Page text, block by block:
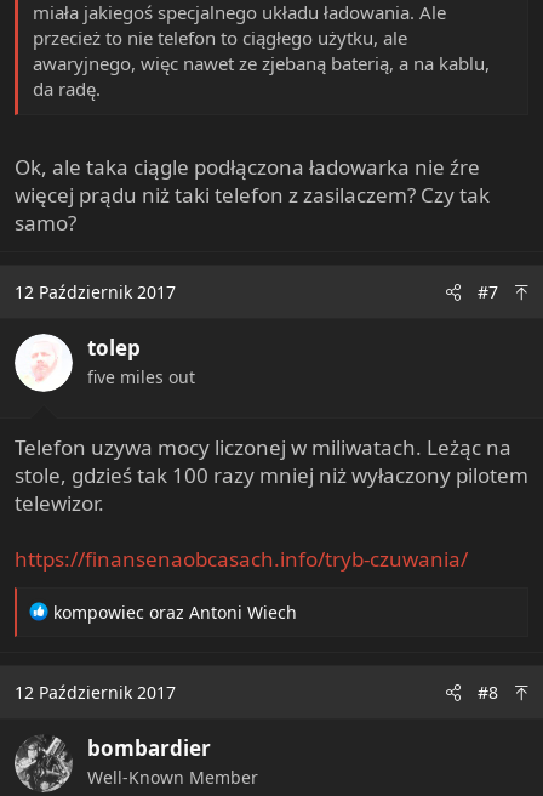
miała jakiegoś specjalnego układu ładowania. Ale
przecież to nie telefon to ciągłego użytku, ale
awaryjnego, więc nawet ze zjebaną baterią, a na kablu,
da radę.
Ok, ale taka ciągle podłączona ładowarka nie źre
więcej prądu niż taki telefon z zasilaczem? Czy tak
samo?
12 Październik 2017 #7
tolep
five miles out
Telefon uzywa mocy liczonej w miliwatach. Leżąc na
stole, gdzieś tak 100 razy mniej niż wyłaczony pilotem
telewizor.
https://finansenaobcasach.info/tryb-czuwania/
R
t
o
n
kompowiec oraz Antoni Wiech
12 Październik 2017 #8
bombardier
Well-Known Member